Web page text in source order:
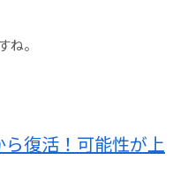
ね。
復活！可能性が上